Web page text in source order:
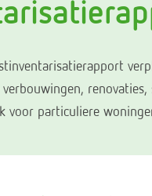
voor particuliere